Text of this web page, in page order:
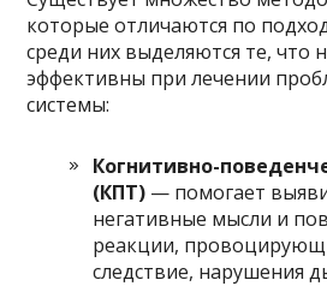
которые отличаются по
среди них выделяются те, что
эффективны при лечении
системы:
Когнитивно-
(КПТ) — помогает
негативные мысли и
реакции,
следствие, нарушения